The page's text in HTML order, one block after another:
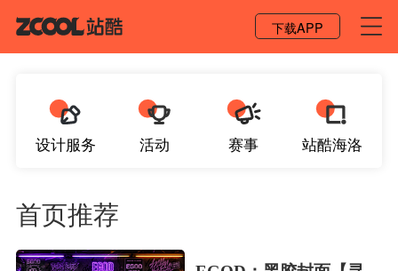
下载APP
设计服务 活动 赛事 站酷海洛
首页推荐